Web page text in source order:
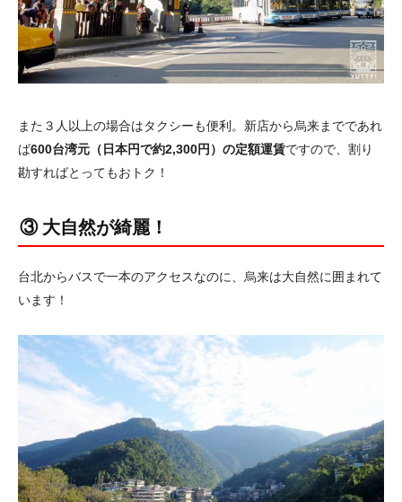
また３人以上の場合はタクシーも便利。新店から烏来までであれ
ば600台湾元（日本円で約2,300円）の定額運賃ですので、割り
勘すればとってもおトク！
③ 大自然が綺麗！
台北からバスで一本のアクセスなのに、烏来は大自然に囲まれて
います！